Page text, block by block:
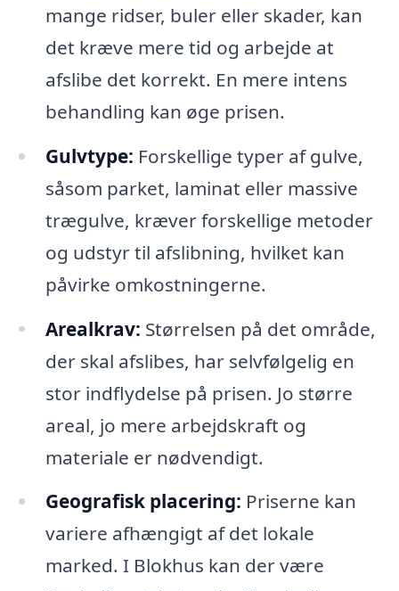
mange ridser, buler eller skader, kan
det kræve mere tid og arbejde at
afslibe det korrekt. En mere intens
behandling kan øge prisen.
Gulvtype: Forskellige typer af gulve,
såsom parket, laminat eller massive
trægulve, kræver forskellige metoder
og udstyr til afslibning, hvilket kan
påvirke omkostningerne.
Arealkrav: Størrelsen på det område,
der skal afslibes, har selvfølgelig en
stor indflydelse på prisen. Jo større
areal, jo mere arbejdskraft og
materiale er nødvendigt.
Geografisk placering: Priserne kan
variere afhængigt af det lokale
marked. I Blokhus kan der være